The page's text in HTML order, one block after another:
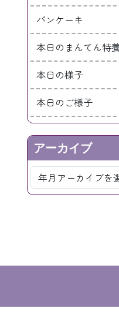
パンケーキ
本日のまんてん特
本日の様子
本日のご様子
アーカイブ